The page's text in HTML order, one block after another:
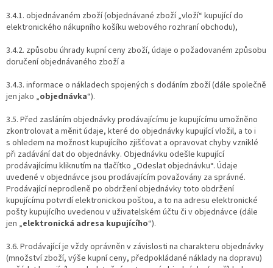
3.4.1. objednávaném zboží (objednávané zboží „vloží“ kupující do
elektronického nákupního košíku webového rozhraní obchodu),
3.4.2. způsobu úhrady kupní ceny zboží, údaje o požadovaném způsobu
doručení objednávaného zboží a
3.4.3. informace o nákladech spojených s dodáním zboží (dále společně
jen jako „objednávka“).
3.5. Před zasláním objednávky prodávajícímu je kupujícímu umožněno
zkontrolovat a měnit údaje, které do objednávky kupující vložil, a to i
s ohledem na možnost kupujícího zjišťovat a opravovat chyby vzniklé
při zadávání dat do objednávky. Objednávku odešle kupující
prodávajícímu kliknutím na tlačítko „Odeslat objednávku“. Údaje
uvedené v objednávce jsou prodávajícím považovány za správné.
Prodávající neprodleně po obdržení objednávky toto obdržení
kupujícímu potvrdí elektronickou poštou, a to na adresu elektronické
pošty kupujícího uvedenou v uživatelském účtu či v objednávce (dále
jen „elektronická adresa kupujícího“).
3.6. Prodávající je vždy oprávněn v závislosti na charakteru objednávky
(množství zboží, výše kupní ceny, předpokládané náklady na dopravu)